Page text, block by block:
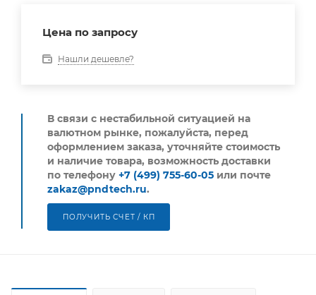
Цена по запросу
Нашли дешевле?
В связи с нестабильной ситуацией на
валютном рынке, пожалуйста, перед
оформлением заказа, уточняйте стоимость
и наличие товара, возможность доставки
по телефону +7 (499) 755-60-05 или почте
zakaz@pndtech.ru.
ПОЛУЧИТЬ СЧЕТ / КП